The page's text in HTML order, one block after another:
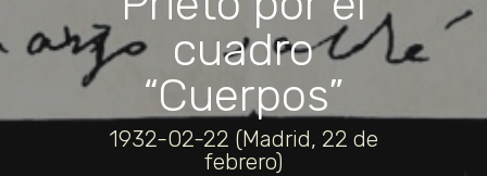
cuadro
“Cuerpos”
1932-02-22 (Madrid, 22 de
febrero)